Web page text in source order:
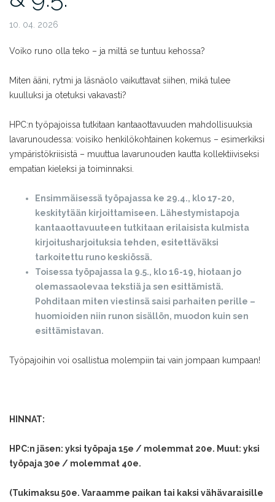
10. 04. 2026
Voiko runo olla teko – ja miltä se tuntuu kehossa?
Miten ääni, rytmi ja läsnäolo vaikuttavat siihen, mikä tulee
kuulluksi ja otetuksi vakavasti?
HPC:n työpajoissa tutkitaan kantaaottavuuden mahdollisuuksia
lavarunoudessa: voisiko henkilökohtainen kokemus – esimerkiksi
ympäristökriisistä – muuttua lavarunouden kautta kollektiiviseksi
empatian kieleksi ja toiminnaksi.
Ensimmäisessä työpajassa ke 29.4., klo 17-20,
keskitytään kirjoittamiseen. Lähestymistapoja
kantaaottavuuteen tutkitaan erilaisista kulmista
kirjoitusharjoituksia tehden, esitettäväksi
tarkoitettu runo keskiössä.
Toisessa työpajassa la 9.5., klo 16-19, hiotaan jo
olemassaolevaa tekstiä ja sen esittämistä.
Pohditaan miten viestinsä saisi parhaiten perille –
huomioiden niin runon sisällön, muodon kuin sen
esittämistavan.
Työpajoihin voi osallistua molempiin tai vain jompaan kumpaan!
HINNAT:
HPC:n jäsen: yksi työpaja 15e / molemmat 20e. Muut: yksi
työpaja 30e / molemmat 40e.
(Tukimaksu 50e. Varaamme paikan tai kaksi vähävaraisille